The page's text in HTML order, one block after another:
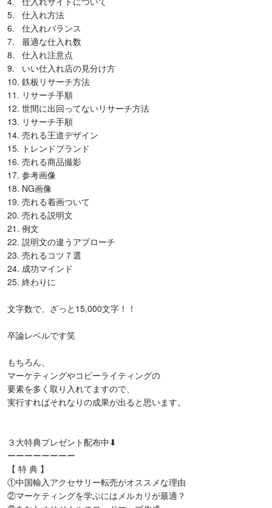
5.   仕入れ方法
6.   仕入れバランス
7.   最適な仕入れ数
8.   仕入れ注意点
9.   いい仕入れ店の見分け方
10. 鉄板リサーチ方法
11. リサーチ手順
12. 世間に出回ってないリサーチ方法
13. リサーチ手順
14. 売れる王道デザイン
15. トレンドブランド
16. 売れる商品撮影
17. 参考画像
18. NG画像
19. 売れる着画ついて
20. 売れる説明文
21. 例文
22. 説明文の違うアプローチ
23. 売れるコツ７選
24. 成功マインド
25. 終わりに
文字数で、ざっと15,000文字！！
卒論レベルです笑
もちろん、
マーケティングやコピーライティングの
要素を多く取り入れてますので、
実行すればそれなりの成果が出ると思います。
３大特典プレゼント配布中⬇
ーーーーーーーー
【 特 典 】
①中国輸入アクセサリー転売がオススメな理由
②マーケティングを学ぶにはメルカリが最適？